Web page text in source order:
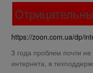
https://zoon.com.ua/dp/
3 года проблем почти
интернета, в